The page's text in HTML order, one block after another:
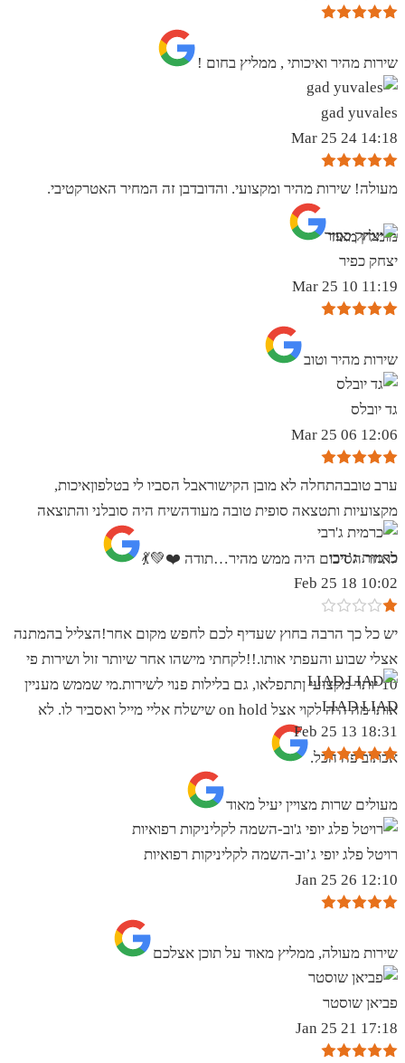
שירות מהיר ואיכותי , ממליץ בחום !
gad yuvales
14:18 24 Mar 25
מעולה! שירות מהיר ומקצועי. והדובדבן זה המחיר האטרקטיבי.
מומלץ מאוד
יצחק כפיר
11:19 10 Mar 25
שירות מהיר וטוב
גד יובלס
12:06 06 Mar 25
ערב טובבהתחלה לא מובן הקישוראבל הסביו לי בטלפוןאיכות,
מקצועיות ותטצאה סופית טובה מעודהשיח היה סובלני והתוצאה
לאחר הסיכום היה ממש מהיר…תודה ❤️💚💃
כרמית ג’רבי
10:02 18 Feb 25
יש כל כך הרבה בחוץ שעדיף לכם לחפש מקום אחר!הצליל בהמתנה
אצלי שבוע והעפתי אותו.!!לקחתי מישהו אחר שיותר זול ושירות פי
10 יותר מקצועי ןתתפלאו, גם בלילות פנוי לשירות.מי שממש מעניין
אותו מה היה לקוי אצל on hold שישלח אליי מייל ואסביר לו. לא
אכתוב פה הכל.
LIAD LIAD
18:31 13 Feb 25
מעולים שרות מצויין יעיל מאוד
רויטל פלג יופי ג’וב-השמה לקליניקות רפואיות
12:10 26 Jan 25
שירות מעולה, ממליץ מאוד על תוכן אצלכם
פביאן שוסטר
17:18 21 Jan 25